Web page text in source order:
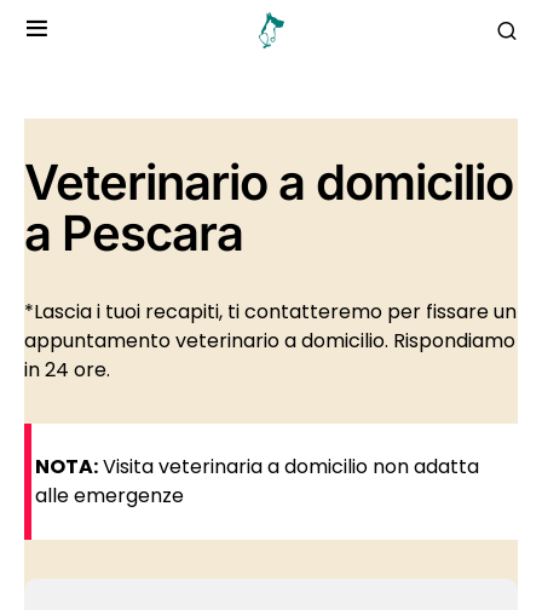
Veterinario a domicilio
a Pescara
*Lascia i tuoi recapiti, ti contatteremo per fissare un
appuntamento veterinario a domicilio. Rispondiamo
in 24 ore.
NOTA:Visita veterinaria a domicilio non adatta
alle emergenze